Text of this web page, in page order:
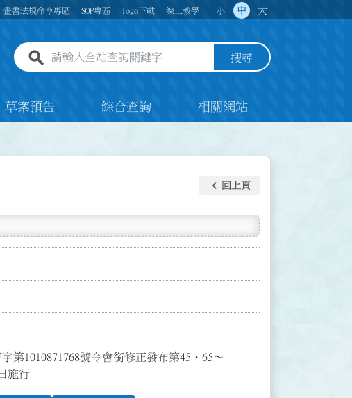
畫書法規命令專區 SOP專區 logo下載 線上教學 小 中 大
全站查詢關鍵字欄位 搜尋
草案預告 綜合查詢 相關網站
keyboard_arrow_left 回上頁
第1010871768號令會銜修正發布第45、65～
施行